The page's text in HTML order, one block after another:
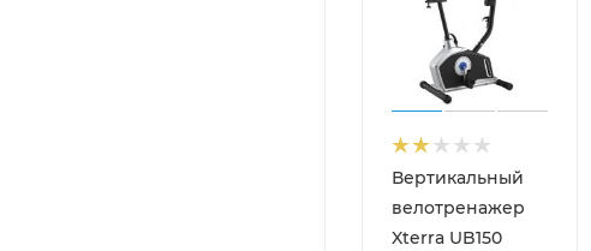
Вертикальный
велотренажер
Xterra UB150